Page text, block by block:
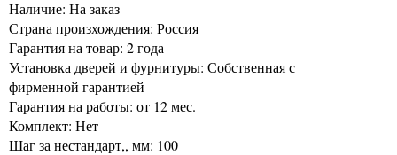
Наличие: На заказ
Страна произхождения: Россия
Гарантия на товар: 2 года
Установка дверей и фурнитуры: Собственная с
фирменной гарантией
Гарантия на работы: от 12 мес.
Комплект: Нет
Шаг за нестандарт,, мм: 100